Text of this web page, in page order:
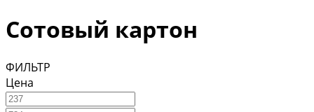
Сотовый картон
ФИЛЬТР
Цена